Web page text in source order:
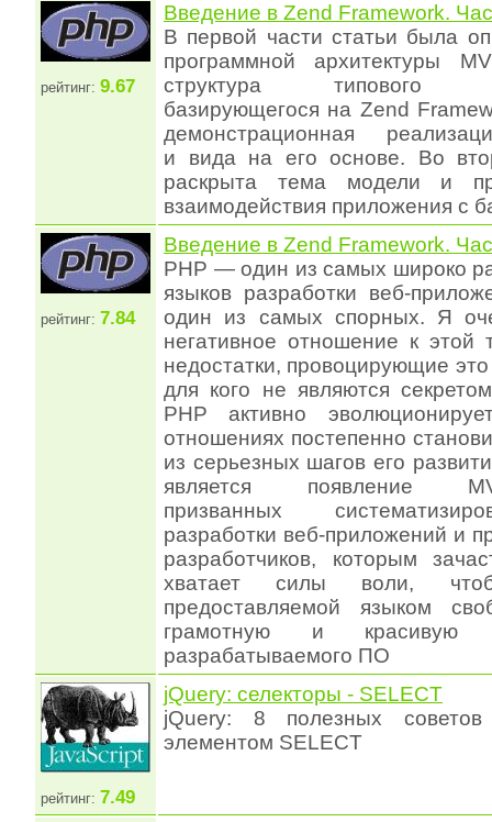
рейтинг: 9.67
Введение в Zend Framework.
В первой части статьи была
программной архитектуры
структура типового
базирующегося на Zend
демонстрационная
и вида на его основе. Во
раскрыта тема модели и
взаимодействия приложения с
рейтинг: 7.84
Введение в Zend Framework.
PHP — один из самых широко
языков разработки веб-
один из самых спорных. Я
негативное отношение к этой
недостатки, провоцирующие
для кого не являются
PHP активно
отношениях постепенно
из серьезных шагов его
является появление
призванных
разработки веб-приложений и
разработчиков, которым
хватает силы воли,
предоставляемой языком
грамотную и красивую
разрабатываемого ПО
рейтинг: 7.49
jQuery: селекторы - SELECT
jQuery: 8 полезных
элементом SELECT